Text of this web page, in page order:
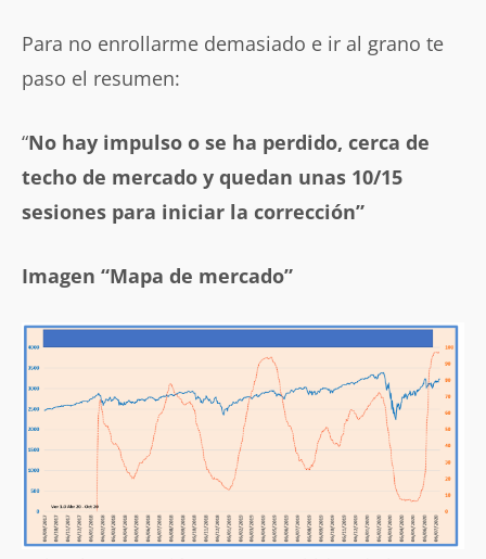
Para no enrollarme demasiado e ir al grano te
paso el resumen:
“No hay impulso o se ha perdido, cerca de
techo de mercado y quedan unas 10/15
sesiones para iniciar la corrección”
Imagen “Mapa de mercado”